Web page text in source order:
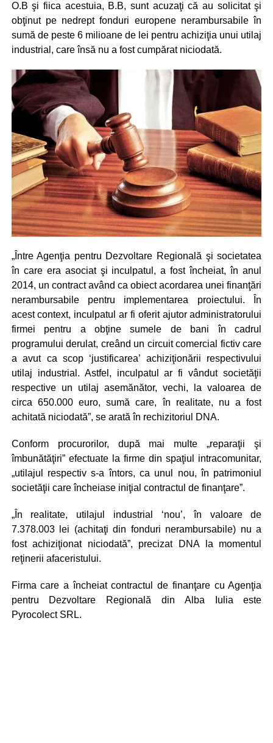
O.B şi fiica acestuia, B.B, sunt acuzaţi că au solicitat şi
obţinut pe nedrept fonduri europene nerambursabile în
sumă de peste 6 milioane de lei pentru achiziţia unui utilaj
industrial, care însă nu a fost cumpărat niciodată.
„Între Agenţia pentru Dezvoltare Regională şi societatea
în care era asociat şi inculpatul, a fost încheiat, în anul
2014, un contract având ca obiect acordarea unei finanţări
nerambursabile pentru implementarea proiectului. În
acest context, inculpatul ar fi oferit ajutor administratorului
firmei pentru a obţine sumele de bani în cadrul
programului derulat, creând un circuit comercial fictiv care
a avut ca scop ‘justificarea’ achiziţionării respectivului
utilaj industrial. Astfel, inculpatul ar fi vândut societăţii
respective un utilaj asemănător, vechi, la valoarea de
circa 650.000 euro, sumă care, în realitate, nu a fost
achitată niciodată”, se arată în rechizitoriul DNA.
Conform procurorilor, după mai multe „reparaţii şi
îmbunătăţiri” efectuate la firme din spaţiul intracomunitar,
„utilajul respectiv s-a întors, ca unul nou, în patrimoniul
societăţii care încheiase iniţial contractul de finanţare”.
„În realitate, utilajul industrial ‘nou’, în valoare de
7.378.003 lei (achitaţi din fonduri nerambursabile) nu a
fost achiziţionat niciodată”, precizat DNA la momentul
reţinerii afaceristului.
Firma care a încheiat contractul de finanţare cu Agenţia
pentru Dezvoltare Regională din Alba Iulia este
Pyrocolect SRL.